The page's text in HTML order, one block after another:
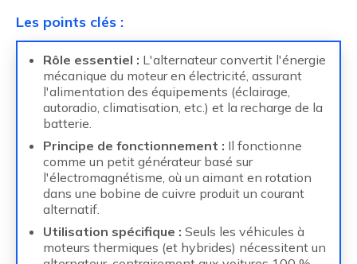
Les points clés :
Rôle essentiel : L'alternateur convertit l'énergie
mécanique du moteur en électricité, assurant
l'alimentation des équipements (éclairage,
autoradio, climatisation, etc.) et la recharge de la
batterie.
Principe de fonctionnement : Il fonctionne
comme un petit générateur basé sur
l'électromagnétisme, où un aimant en rotation
dans une bobine de cuivre produit un courant
alternatif.
Utilisation spécifique : Seuls les véhicules à
moteurs thermiques (et hybrides) nécessitent un